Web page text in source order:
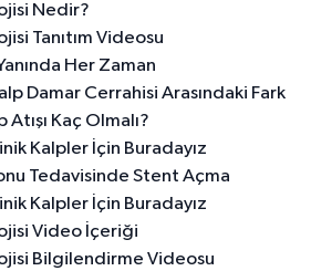
Nedir?
Tanıtım Videosu
Her Zaman
Damar Cerrahisi Arasındaki Fark
Kaç Olmalı?
Kalpler İçin Buradayız
Tedavisinde Stent Açma
Kalpler İçin Buradayız
Video İçeriği
Bilgilendirme Videosu